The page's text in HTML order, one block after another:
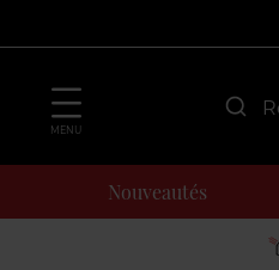
MENU
Nouveautés